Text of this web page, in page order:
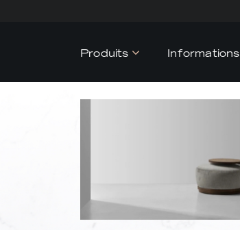
Produits Informations